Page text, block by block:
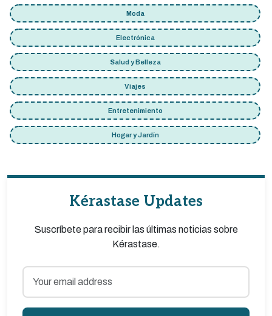
Moda
Electrónica
Salud y Belleza
Viajes
Entretenimiento
Hogar y Jardín
Kérastase Updates
Suscríbete para recibir las últimas noticias sobre
Kérastase.